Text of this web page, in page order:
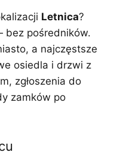
Letnica?
bez pośredników.
a najczęstsze
osiedla i drzwi z
zgłoszenia do
zamków po